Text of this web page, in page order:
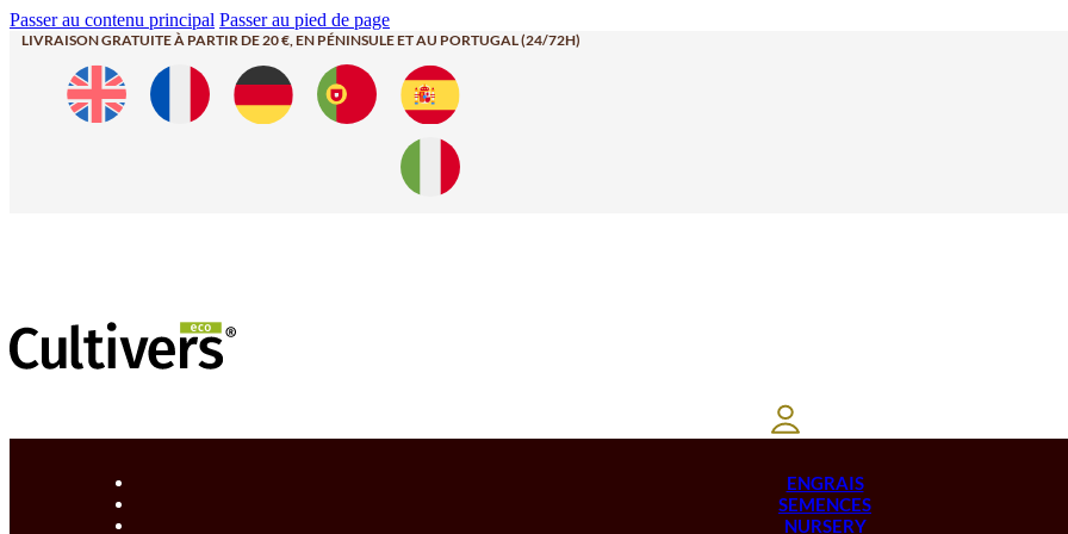
Passer au contenu principal Passer au pied de page
LIVRAISON GRATUITE À PARTIR DE 20 €, EN PÉNINSULE ET AU PORTUGAL (24/72H)
ENGRAIS
SEMENCES
NURSERY